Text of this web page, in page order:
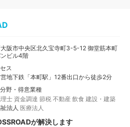
阪市中央区北久宝寺町3-5-12 御堂筋本町
ビル4階
ス
地下鉄「本町駅」12番出口から徒歩2分
野・得意業種
士 資金調達 節税 不動産 飲食 建設・建築
法人 医療法人
が解決します